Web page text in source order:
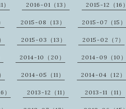
2016-01（13） 2015-12（16）
2015-08（13） 2015-07（15）
2015-03（13） 2015-02（7）
2014-10（20） 2014-09（10）
2014-05（11） 2014-04（12）
2013-12（11） 2013-11（11）